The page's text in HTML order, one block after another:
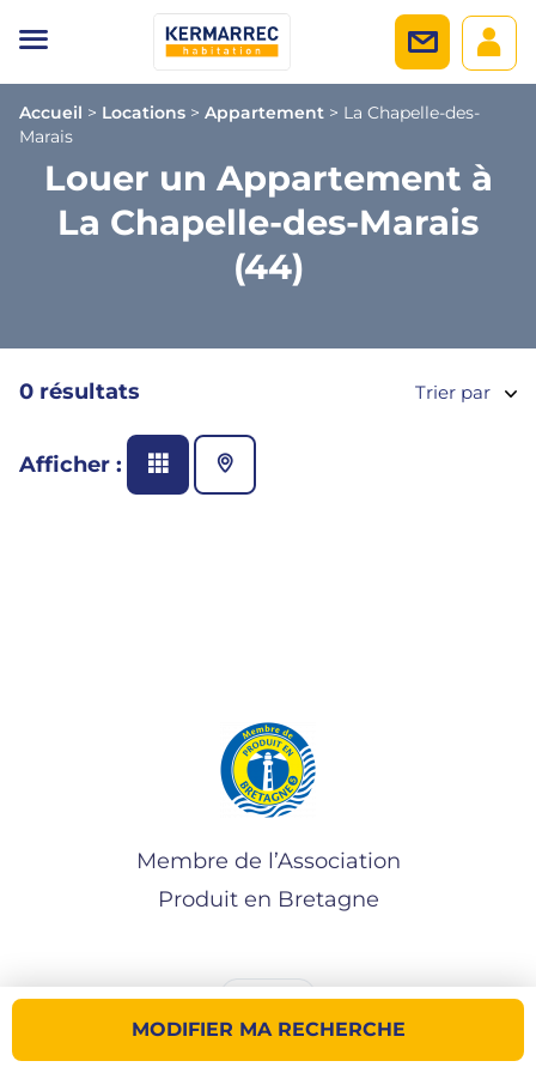
Accueil > Locations > Appartement > La Chapelle-des-
Marais
Louer un Appartement à
La Chapelle-des-Marais
(44)
MODIFIER MA RECHERCHE
0 résultats Trier par
Afficher :
Membre de l’Association
Produit en Bretagne